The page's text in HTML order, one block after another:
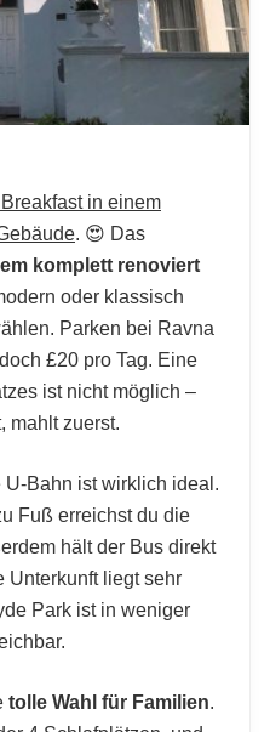
in einem
. 😍 Das
komplett renoviert
oder klassisch
Parken bei Ravna
£20 pro Tag. Eine
ist nicht möglich –
mahlt zuerst.
Bahn ist wirklich ideal.
Fuß erreichst du die
hält der Bus direkt
Unterkunft liegt sehr
Park ist in weniger
tolle Wahl für Familien.